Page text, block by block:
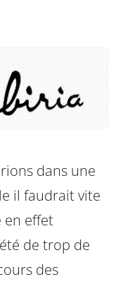
dans une
il faudrait vite
en effet
de trop de
des